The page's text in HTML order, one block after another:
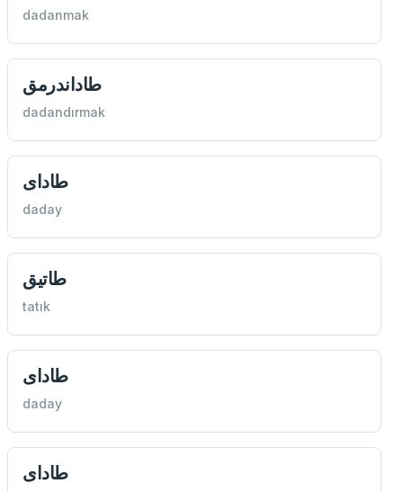
dadanmak
طاداندرمق
dadandırmak
طادای
daday
طاتيق
tatık
طادای
daday
طادای